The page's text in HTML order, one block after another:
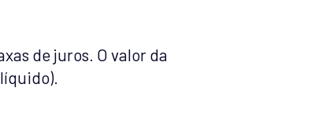
de juros. O valor da